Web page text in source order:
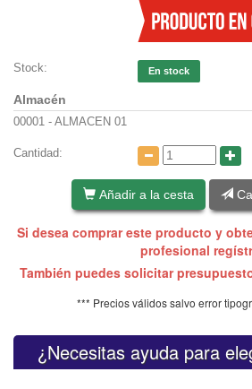
Stock: En stock
Almacén
00001 - ALMACEN 01
Cantidad:
Añadir a la cesta
Si desea comprar este producto y
profesional
También puedes solicitar
*** Precios válidos salvo error
¿Necesitas ayuda para